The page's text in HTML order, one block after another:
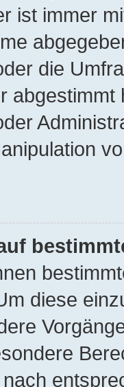
ist immer
die
diese